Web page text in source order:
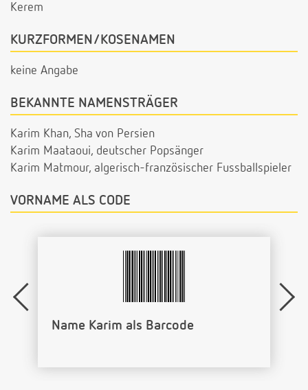
Kerem
KURZFORMEN/KOSENAMEN
keine Angabe
BEKANNTE NAMENSTRÄGER
Karim Khan, Sha von Persien
Karim Maataoui, deutscher Popsänger
Karim Matmour, algerisch-französischer Fussballspieler
VORNAME ALS CODE
Name Karim als Barcode